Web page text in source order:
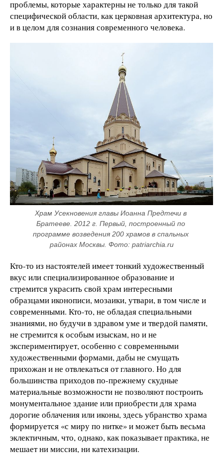
проблемы, которые характерны не только для такой
специфической области, как церковная архитектура, но
и в целом для сознания современного человека.
Храм Усекновения главы Иоанна Предтечи в
Братееве. 2012 г. Первый, построенный по
программе возведения 200 храмов в спальных
районах Москвы. Фото: patriarchia.ru
Кто-то из настоятелей имеет тонкий художественный
вкус или специализированное образование и
стремится украсить свой храм интересными
образцами иконописи, мозаики, утвари, в том числе и
современными. Кто-то, не обладая специальными
знаниями, но будучи в здравом уме и твердой памяти,
не стремится к особым изыскам, но и не
экспериментирует, особенно с современными
художественными формами, дабы не смущать
прихожан и не отвлекаться от главного. Но для
большинства приходов по-прежнему скудные
материальные возможности не позволяют построить
монументальное здание или приобрести для храма
дорогие облачения или иконы, здесь убранство храма
формируется «с миру по нитке» и может быть весьма
эклектичным, что, однако, как показывает практика, не
мешает ни миссии, ни катехизации.